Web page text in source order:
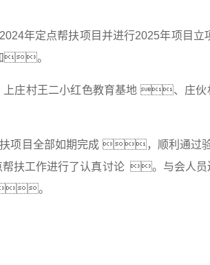
年定点帮扶项目并进行2025年项目
。
庄村王二小红色教育基地 、庄伙
扶项目全部如期完成 ，顺利通
工作进行了认真讨论  。与会人员
。